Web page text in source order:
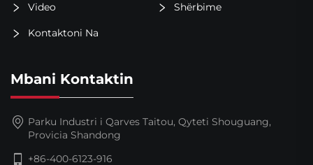
Video Shërbime
Kontaktoni Na
Mbani Kontaktin
Parku Industri i Qarves Taitou, Qyteti Shouguang,
Provicia Shandong
+86-400-6123-916